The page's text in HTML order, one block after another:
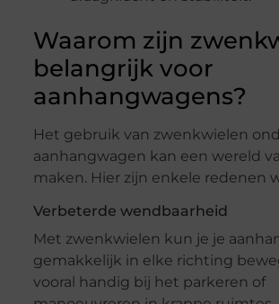
Waarom zijn
belangrijk voor
aanhangwagens?
Het gebruik van zwenkwielen
aanhangwagen kan een wereld
maken. Hier zijn enkele redenen
Verbeterde wendbaarheid
Met zwenkwielen kun je je
gemakkelijk in elke richting
vooral handig bij het parkeren of